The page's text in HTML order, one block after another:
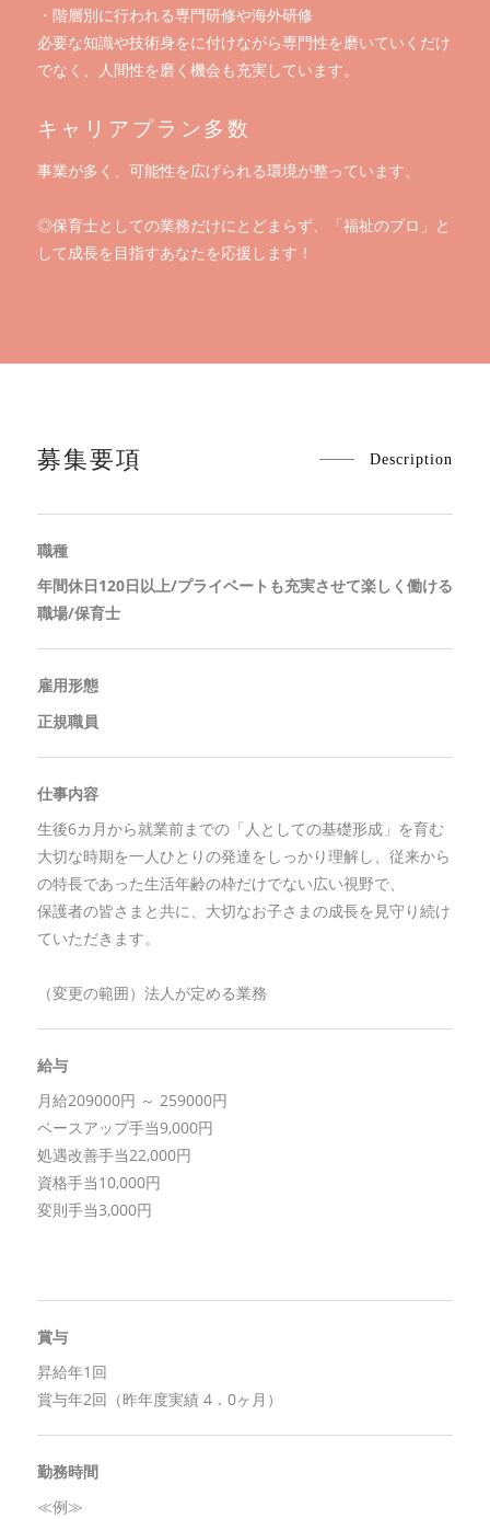
・階層別に行われる専門研修や海外研修
必要な知識や技術身をに付けながら専門性を磨いていくだけ
でなく、人間性を磨く機会も充実しています。
キャリアプラン多数
事業が多く、可能性を広げられる環境が整っています。
◎保育士としての業務だけにとどまらず、「福祉のプロ」と
して成長を目指すあなたを応援します！
募集要項 Description
職種
年間休日120日以上/プライベートも充実させて楽しく働ける
職場/保育士
雇用形態
正規職員
仕事内容
生後6カ月から就業前までの「人としての基礎形成」を育む
大切な時期を一人ひとりの発達をしっかり理解し、従来から
の特長であった生活年齢の枠だけでない広い視野で、
保護者の皆さまと共に、大切なお子さまの成長を見守り続け
ていただきます。
（変更の範囲）法人が定める業務
給与
月給209000円 ～ 259000円
ベースアップ手当9,000円
処遇改善手当22,000円
資格手当10,000円
変則手当3,000円
賞与
昇給年1回
賞与年2回（昨年度実績 4．0ヶ月）
勤務時間
≪例≫